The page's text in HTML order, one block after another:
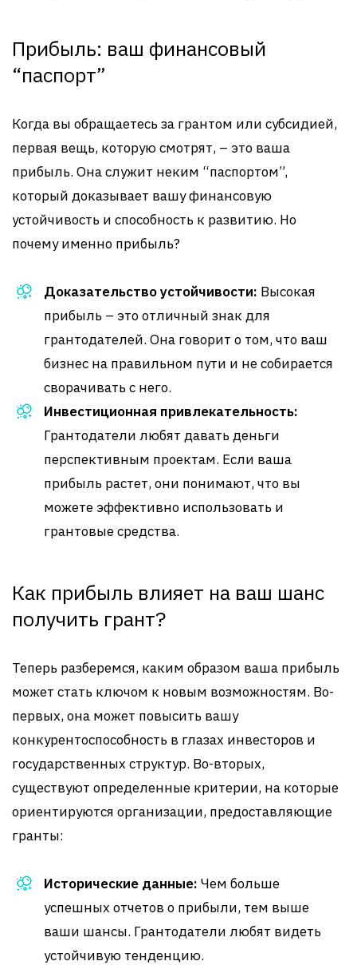
Прибыль: ваш финансовый
“паспорт”
Когда вы обращаетесь за грантом или субсидией,
первая вещь, которую смотрят, – это ваша
прибыль. Она служит неким “паспортом”,
который доказывает вашу финансовую
устойчивость и способность к развитию. Но
почему именно прибыль?
Доказательство устойчивости: Высокая
прибыль – это отличный знак для
грантодателей. Она говорит о том, что ваш
бизнес на правильном пути и не собирается
сворачивать с него.
Инвестиционная привлекательность:
Грантодатели любят давать деньги
перспективным проектам. Если ваша
прибыль растет, они понимают, что вы
можете эффективно использовать и
грантовые средства.
Как прибыль влияет на ваш шанс
получить грант?
Теперь разберемся, каким образом ваша прибыль
может стать ключом к новым возможностям. Во-
первых, она может повысить вашу
конкурентоспособность в глазах инвесторов и
государственных структур. Во-вторых,
существуют определенные критерии, на которые
ориентируются организации, предоставляющие
гранты:
Исторические данные: Чем больше
успешных отчетов о прибыли, тем выше
ваши шансы. Грантодатели любят видеть
устойчивую тенденцию.